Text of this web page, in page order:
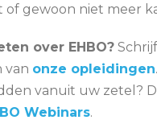
of gewoon niet meer
over EHBO?
van onze opleidingen
vanuit uw zetel?
Webinars.